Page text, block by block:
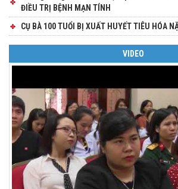
ĐIỀU TRỊ BỆNH MẠN TÍNH
CỤ BÀ 100 TUỔI BỊ XUẤT HUYẾT TIÊU HÓA
VIDEO